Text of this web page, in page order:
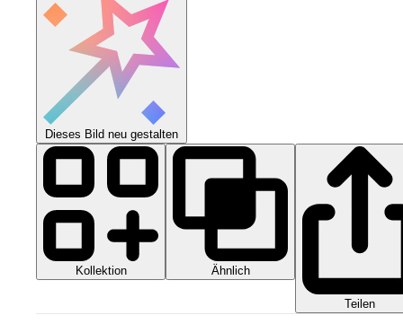
Dieses Bild neu gestalten
Kollektion Ähnlich
Teilen